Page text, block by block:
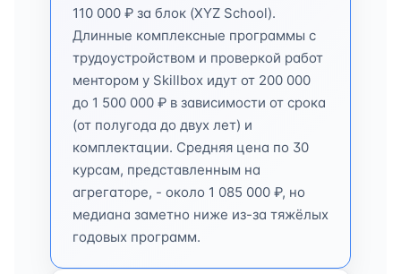
110 000 ₽ за блок (XYZ School).
Длинные комплексные программы с
трудоустройством и проверкой работ
ментором у Skillbox идут от 200 000
до 1 500 000 ₽ в зависимости от срока
(от полугода до двух лет) и
комплектации. Средняя цена по 30
курсам, представленным на
агрегаторе, - около 1 085 000 ₽, но
медиана заметно ниже из-за тяжёлых
годовых программ.